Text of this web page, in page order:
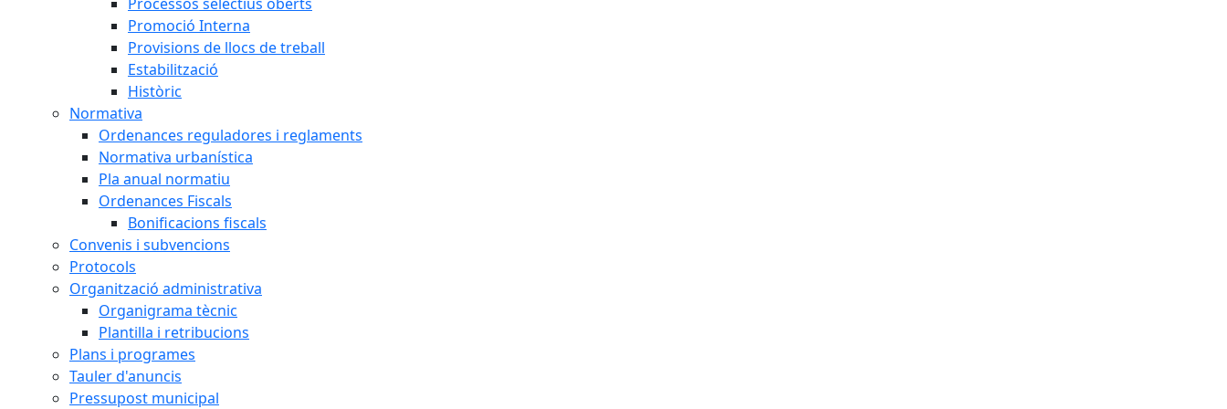
Promoció Interna
Provisions de llocs de treball
Estabilització
Històric
Normativa
Ordenances reguladores i reglaments
Normativa urbanística
Pla anual normatiu
Ordenances Fiscals
Bonificacions fiscals
Convenis i subvencions
Protocols
Organització administrativa
Organigrama tècnic
Plantilla i retribucions
Plans i programes
Tauler d'anuncis
Pressupost municipal